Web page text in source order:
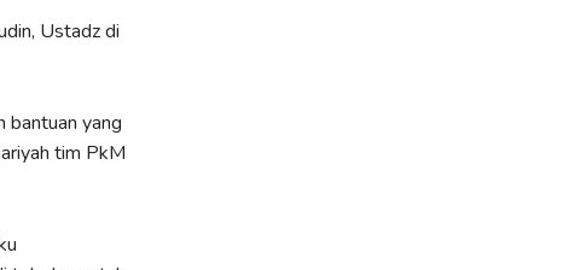
Ustadz di
bantuan yang
tim PkM